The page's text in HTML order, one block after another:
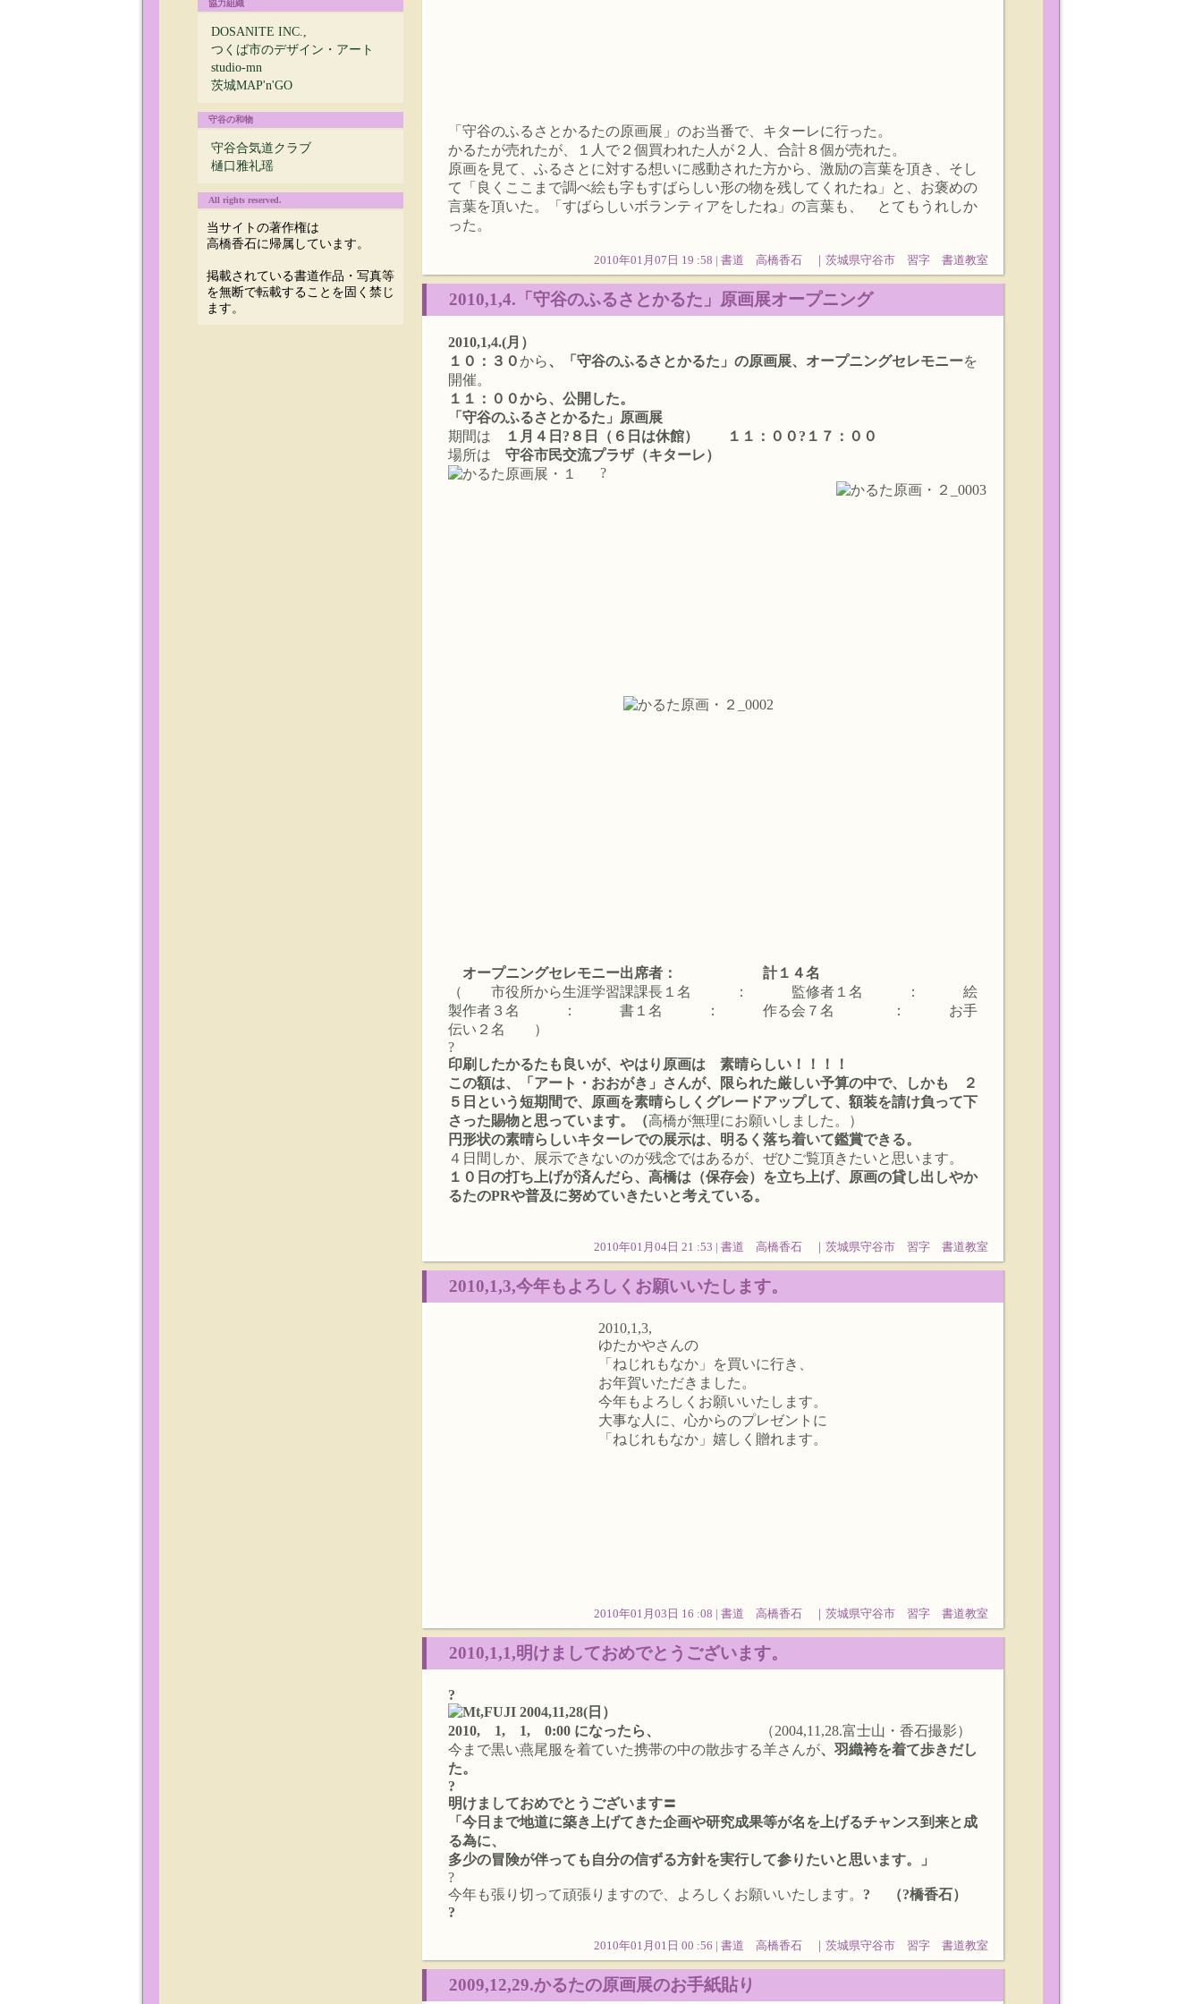
「守谷のふるさとかるたの原画展」のお当番で、キターレに行った。
かるたが売れたが、１人で２個買われた人が２人、合計８個が売れた。
原画を見て、ふるさとに対する想いに感動された方から、激励の言葉を頂き、そし
て「良くここまで調べ絵も字もすばらしい形の物を残してくれたね」と、お褒めの
言葉を頂いた。「すばらしいボランティアをしたね」の言葉も、 とてもうれしか
った。
2010年01月07日 19 :58 | 書道 高橋香石 ｜茨城県守谷市 習字 書道教室
2010,1,4.「守谷のふるさとかるた」原画展オープニング
2010,1,4.(月）
１０：３０から、「守谷のふるさとかるた」の原画展、オープニングセレモニーを
開催。
１１：００から、公開した。
「守谷のふるさとかるた」原画展
期間は
１月４日?８日（６日は休館） １１：００?１７：００
場所は 守谷市民交流プラザ（キターレ）
?
オープニングセレモニー出席者： 計１４名
（ 市役所から生涯学習課課長１名 ： 監修者１名 ： 絵
製作者３名 ： 書１名 ： 作る会７名 ： お手
伝い２名 ）
?
印刷したかるたも良いが、やはり原画は 素晴らしい！！！！
この額は、「アート・おおがき」さんが、限られた厳しい予算の中で、しかも ２
５日という短期間で、原画を素晴らしくグレードアップして、額装を請け負って下
さった賜物と思っています。
（高橋が無理にお願いしました。）
円形状の素晴らしいキターレでの展示は、明るく落ち着いて鑑賞できる。
４日間しか、展示できないのが残念ではあるが、ぜひご覧頂きたいと思います。
１０日の打ち上げが済んだら、高橋は（保存会）を立ち上げ、原画の貸し出しやか
るたのPRや普及に努めていきたいと考えている。
2010年01月04日 21 :53 | 書道 高橋香石 ｜茨城県守谷市 習字 書道教室
2010,1,3,今年もよろしくお願いいたします。
2010,1,3,
ゆたかやさんの
「ねじれもなか」を買いに行き、
お年賀いただきました。
今年もよろしくお願いいたします。
大事な人に、心からのプレゼントに
「ねじれもなか」嬉しく贈れます。
2010年01月03日 16 :08 | 書道 高橋香石 ｜茨城県守谷市 習字 書道教室
2010,1,1,明けましておめでとうございます。
?
2010, 1, 1, 0:00 になったら、
（2004,11,28.富士山・香石撮影）
今まで黒い燕尾服を着ていた携帯の中の散歩する羊さんが、羽織袴を着て歩きだし
た。
?
明けましておめでとうございます〓
「今日まで地道に築き上げてきた企画や研究成果等が名を上げるチャンス到来と成
る為に、
多少の冒険が伴っても自分の信ずる方針を実行して参りたいと思います。」
?
今年も張り切って頑張りますので、よろしくお願いいたします。 ? （?橋香石）
?
2010年01月01日 00 :56 | 書道 高橋香石 ｜茨城県守谷市 習字 書道教室
2009,12,29.かるたの原画展のお手紙貼り
協力組織
DOSANITE INC.,
つくば市のデザイン・アート
studio-mn
茨城MAP'n'GO
守谷の和物
守谷合気道クラブ
樋口雅礼瑶
All rights reserved.
当サイトの著作権は
高橋香石に帰属しています。
掲載されている書道作品・写真等
を無断で転載することを固く禁じ
ます。